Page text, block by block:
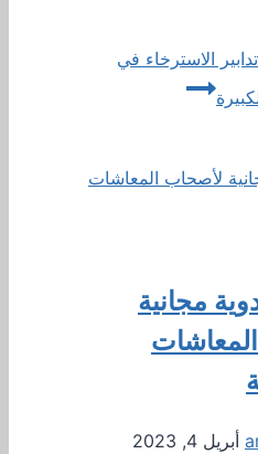
تدابير الاسترخاء في
مجانية
أبريل 4, 2023